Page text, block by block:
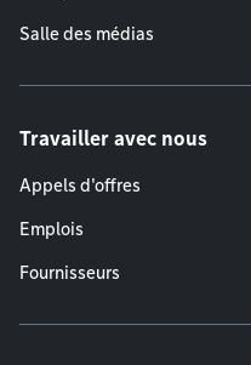
Salle des médias
Travailler avec nous
Appels d'offres
Emplois
Fournisseurs